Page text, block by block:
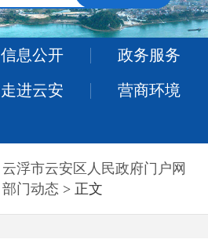
信息公开 政务服务
走进云安 营商环境
云浮市云安区人民政府门户网
部门动态 > 正文